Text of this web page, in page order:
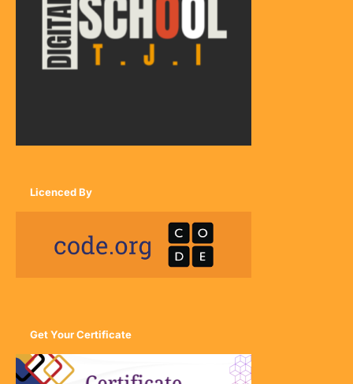
Licenced By
Get Your Certificate